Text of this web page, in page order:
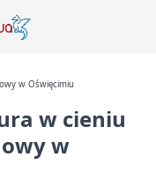
w Oświęcimiu
w cieniu
w